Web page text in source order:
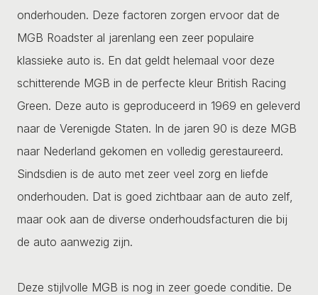
onderhouden. Deze factoren zorgen ervoor dat de
MGB Roadster al jarenlang een zeer populaire
klassieke auto is. En dat geldt helemaal voor deze
schitterende MGB in de perfecte kleur British Racing
Green. Deze auto is geproduceerd in 1969 en geleverd
naar de Verenigde Staten. In de jaren 90 is deze MGB
naar Nederland gekomen en volledig gerestaureerd.
Sindsdien is de auto met zeer veel zorg en liefde
onderhouden. Dat is goed zichtbaar aan de auto zelf,
maar ook aan de diverse onderhoudsfacturen die bij
de auto aanwezig zijn.
Deze stijlvolle MGB is nog in zeer goede conditie. De